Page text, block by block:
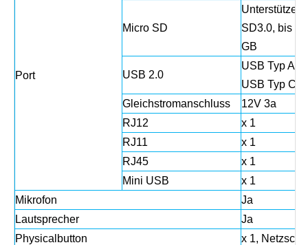
Port
Micro SD
Unterstützen
SD3.0, bis
GB
USB 2.0
USB Typ A x
USB Typ C x
Gleichstromanschluss
12V 3a
RJ12
x 1
RJ11
x 1
RJ45
x 1
Mini USB
x 1
Mikrofon
Ja
Lautsprecher
Ja
Physicalbutton
x 1,